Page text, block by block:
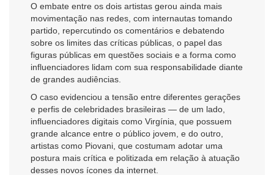
O embate entre os dois artistas gerou ainda mais
movimentação nas redes, com internautas tomando
partido, repercutindo os comentários e debatendo
sobre os limites das críticas públicas, o papel das
figuras públicas em questões sociais e a forma como
influenciadores lidam com sua responsabilidade diante
de grandes audiências.
O caso evidenciou a tensão entre diferentes gerações
e perfis de celebridades brasileiras — de um lado,
influenciadores digitais como Virgínia, que possuem
grande alcance entre o público jovem, e do outro,
artistas como Piovani, que costumam adotar uma
postura mais crítica e politizada em relação à atuação
desses novos ícones da internet.